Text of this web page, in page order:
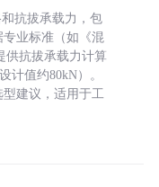
抗拔承载力，包
业标准（如《混
供抗拔承载力计算
计值约80kN）。
建议，适用于工